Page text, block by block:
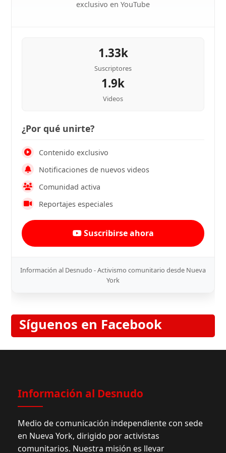
exclusivo en YouTube
1.33k
Suscriptores
1.9k
Videos
¿Por qué unirte?
Contenido exclusivo
Notificaciones de nuevos videos
Comunidad activa
Reportajes especiales
Suscribirse ahora
Información al Desnudo - Activismo comunitario desde Nueva
York
Síguenos en Facebook
Información al Desnudo
Medio de comunicación independiente con sede
en Nueva York, dirigido por activistas
comunitarios. Nuestra misión es llevar